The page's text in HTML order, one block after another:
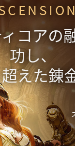
コアの
功し、
えた錬